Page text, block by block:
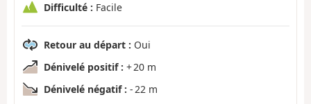
Difficulté : Facile
Retour au départ : Oui
Dénivelé positif : + 20 m
Dénivelé négatif : - 22 m